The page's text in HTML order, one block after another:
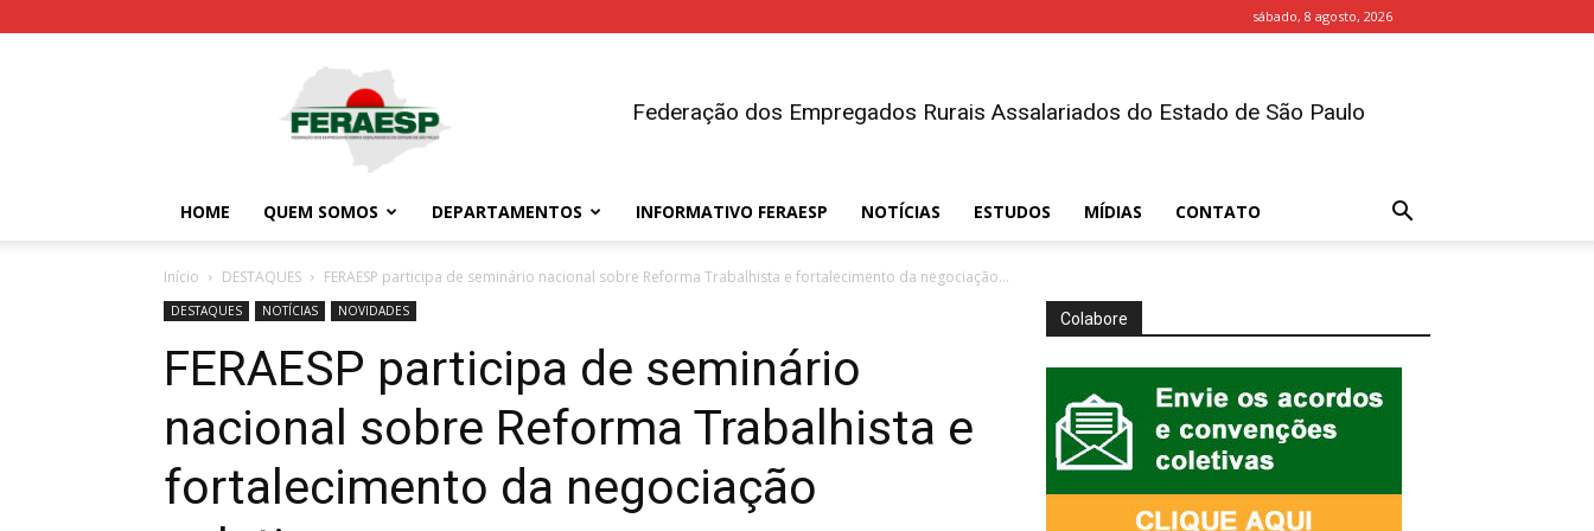
sábado, 8 agosto, 2026
Feraesp
Federação dos Empregados Rurais Assalariados do Estado de São Paulo
HOME QUEM SOMOS DEPARTAMENTOS INFORMATIVO FERAESP NOTÍCIAS ESTUDOS MÍDIAS CONTATO
Início DESTAQUES FERAESP participa de seminário nacional sobre Reforma Trabalhista e fortalecimento da negociação...
DESTAQUES NOTÍCIAS NOVIDADES
FERAESP participa de seminário
nacional sobre Reforma Trabalhista e
fortalecimento da negociação
Colabore